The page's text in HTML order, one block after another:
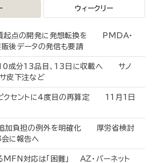
ウィークリー
起点の開発に発想転換を PMDA・
販後データの発信も要請
10成分13品目、13日に収載へ サノ
皮下注など
ピクセントに4度目の再算定 11月1日
加負担の例外を明確化 厚労省検討
会に報告へ
MFN対応は「困難」 AZ・バーネット